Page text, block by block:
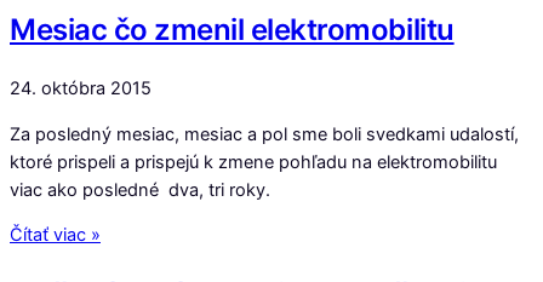
Mesiac čo zmenil elektromobilitu
24. októbra 2015
Za posledný mesiac, mesiac a pol sme boli svedkami udalostí,
ktoré prispeli a prispejú k zmene pohľadu na elektromobilitu
viac ako posledné dva, tri roky.
Čítať viac »